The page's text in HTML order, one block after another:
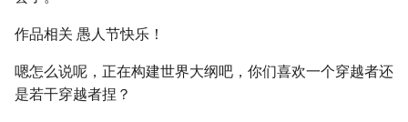
作品相关 愚人节快乐！
嗯怎么说呢，正在构建世界大纲吧，你们喜欢一个穿越者还
是若干穿越者捏？